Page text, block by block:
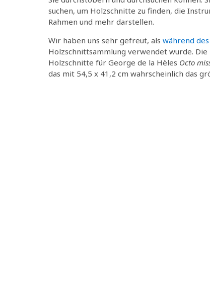
suchen, um Holzschnitte zu finden, die
Rahmen und mehr darstellen.
Wir haben uns sehr gefreut, als während
Holzschnittsammlung verwendet wurde.
Holzschnitte für George de la Hèles Octo
das mit 54,5 x 41,2 cm wahrscheinlich das